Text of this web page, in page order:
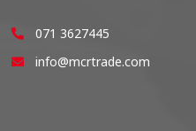
071 3627445
info@mcrtrade.com